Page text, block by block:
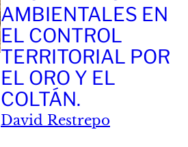
AMBIENTALES EN
EL CONTROL
TERRITORIAL POR
EL ORO Y EL
COLTÁN.
David Restrepo